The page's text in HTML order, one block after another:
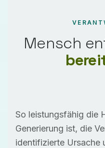
Mensch
So leistungsfähig die
Generierung ist, die
identifizierte Ursache